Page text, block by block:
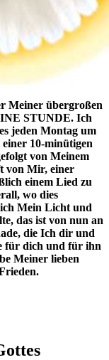
Meiner übergroßen
STUNDE. Ich
jeden Montag um
10-minütigen
von Meinem
von Mir, einer
einem Lied zu
wo dies
Mein Licht und
das ist von nun an
die Ich dir und
für dich und für ihn
Meiner lieben